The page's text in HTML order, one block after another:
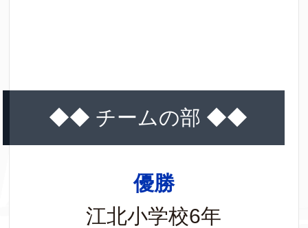
◆◆ チームの部 ◆◆
優勝
江北小学校6年